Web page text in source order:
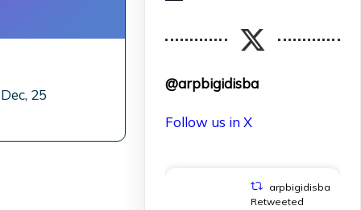
Dec, 25
@arpbigidisba
Follow us in X
arpbigidisba
Retweeted